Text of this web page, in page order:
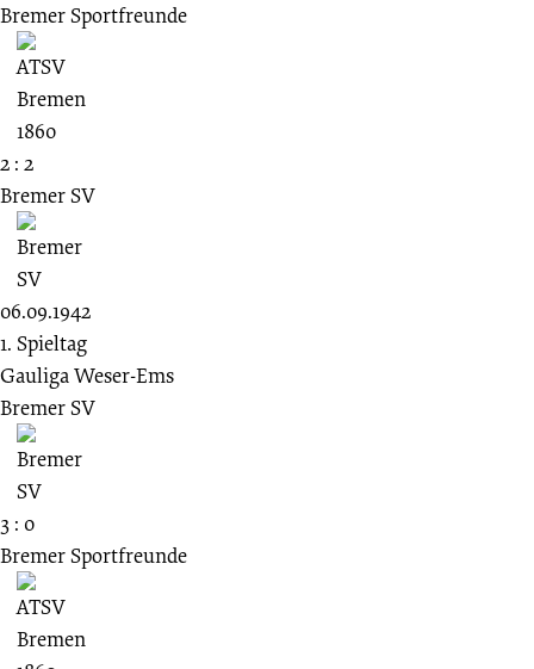
Bremer Sportfreunde
2 : 2
Bremer SV
06.09.1942
1. Spieltag
Gauliga Weser-Ems
Bremer SV
3 : 0
Bremer Sportfreunde